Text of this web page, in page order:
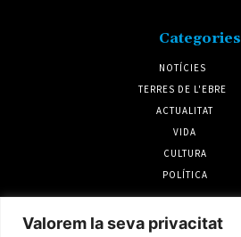
Valorem la seva privacitat
Categories
NOTÍCIES
TERRES DE L'EBRE
ACTUALITAT
VIDA
CULTURA
POLÍTICA